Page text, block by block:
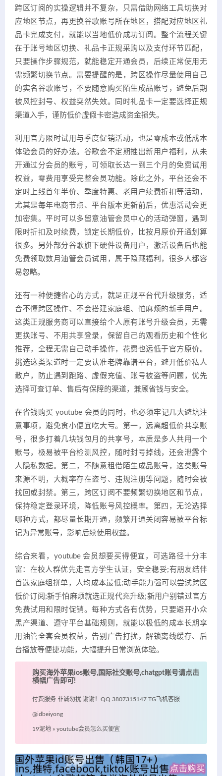
跨区订阅的实操逻辑并不复杂，只需借助网络工具切换对
应地区节点，再更换谷歌账号所在地区，搭配对应地区礼
品卡完成支付，就能以当地低价成功订阅。整个流程关键
在于账号地区切换、礼品卡正规采购以及支付环节匹配，
只要操作步骤规范，就能稳定开通会员，后续正常使用无
需频繁切换节点。需要提醒的是，跨区操作尽量使用自己
的实名谷歌账号，不要随意购买陌生成品账号，避免后期
被风控封号、权益突然失效。同时礼品卡一定要选择正规
渠道入手，谨防低价虚假卡密造成资金损失。
利用官方限时试用与季度促销活动，也是零成本或低成本
体验会员的好办法。谷歌会不定期推出新用户福利，从未
开通过分会员的账号，可领取长达一到三个月的免费试用
权益，零费用享受完整会员功能。除此之外，平台还会不
定时上线首年半价、季度特惠、老用户续费折扣等活动，
尤其是每年电商节点、平台版本更新前后，优惠活动会更
加密集。平时可以多留意油管会员中心的活动弹窗，遇到
限时折扣及时续费，锁定长期低价，比按月原价开通划算
很多。另外部分谷歌旗下硬件设备用户，激活设备后也能
免费领取数月油管会员试用，属于隐藏福利，很多人都容
易忽略。
还有一种便捷省心的方式，就是正规平台代升级服务，适
合不懂跨区操作、不会搭建家庭组、怕麻烦的新手用户。
这类正规服务商可以直接给个人原有账号升级会员，无需
更换账号、不用共享登录，保留自己的观看历史和个性化
推荐，全程无需自己动手操作，花费也远低于官方原价。
挑选这类渠道时一定要认准老牌靠谱平台，避开低价私人
散户，防止遇到跑路、虚假充值、账号被盗等问题，优先
选择可查订单、售后有保障的渠道，兼顾省钱与安全。
在省钱购买 youtube 会员的同时，也必须牢记几大避坑注
意事项，避免贪小便宜吃大亏。第一，远离超低价共享账
号，很多打着几块钱包月的共享号，本质是多人共用一个
账号，极易被平台检测风控，随时封号掉线，还会泄露个
人隐私数据。第二，不随意租借陌生成品账号，这类账号
来源不明，大概率存在盗号、违规注册等问题，随时会被
找回或封禁。第三，跨区订阅不要频繁切换地区和节点，
保持稳定登录环境，降低账号风控概率。第四，无论选择
哪种方式，都尽量长期开通，频繁开通关闭容易被平台标
记为异常账号，影响后续使用权益。
综合来看，youtube 会员想要买得便宜，可选路径十分丰
富：在校人群优先走官方学生认证，安全稳妥;有朋友结伴
首选家庭组拼单，人均成本最低;动手能力强可以尝试跨区
低价订阅;新手怕麻烦就选正规代充升级;新用户别错过官方
免费试用和限时促销。每种方式各有优势，只要避开小众
黑产渠道、遵守平台基础规则，就能以极低的成本长期享
用油管全套会员权益，告别广告打扰，解锁离线缓存、后
台播放等便捷功能，大幅提升日常浏览体验。
购买海外苹果ios账号,国际社交账号,chatgpt账号请点击
横幅广告即可!
付费服务 非诚勿扰 谢谢！QQ 3807315147 TG飞机客服
@idbeiyong
19泥地 » youtube会员怎么买便宜